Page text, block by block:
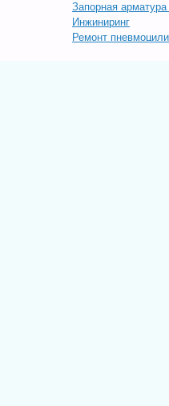
Запорная
Инжиниринг
Ремонт